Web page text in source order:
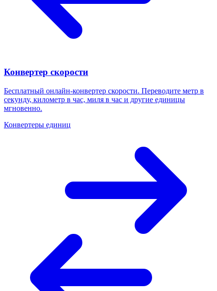
Конвертер скорости
Бесплатный онлайн-конвертер скорости. Переводите метр в
секунду, километр в час, миля в час и другие единицы
мгновенно.
Конвертеры единиц